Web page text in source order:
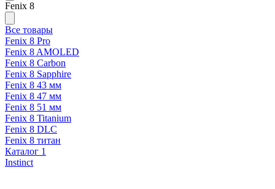
Fenix 8
Все товары
Fenix 8 Pro
Fenix 8 AMOLED
Fenix 8 Carbon
Fenix 8 Sapphire
Fenix 8 43 мм
Fenix 8 47 мм
Fenix 8 51 мм
Fenix 8 Titanium
Fenix 8 DLC
Fenix 8 титан
Каталог 1
Instinct